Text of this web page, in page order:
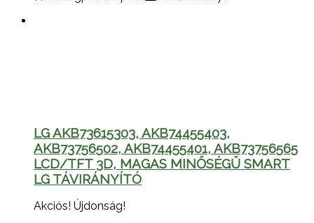
LG AKB73615303, AKB74455403,
AKB73756502, AKB74455401, AKB73756565
LCD/TFT 3D, MAGAS MINŐSÉGŰ SMART
LG TÁVIRÁNYÍTÓ
Akciós! Újdonság!